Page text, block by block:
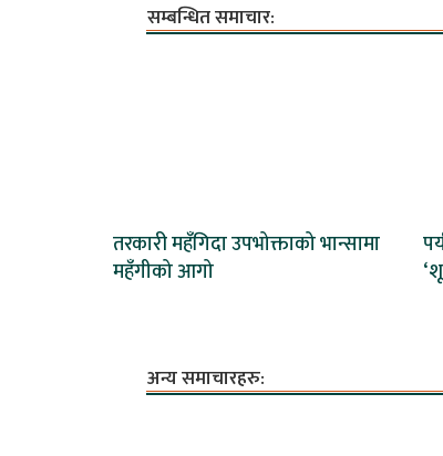
सम्बन्धित समाचार:
तरकारी महँगिदा उपभोक्ताको भान्सामा
महँगीको आगो
अन्य समाचारहरु: